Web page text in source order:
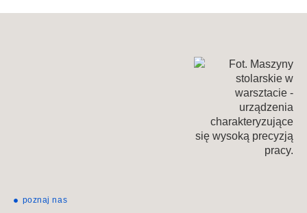
poznaj nas